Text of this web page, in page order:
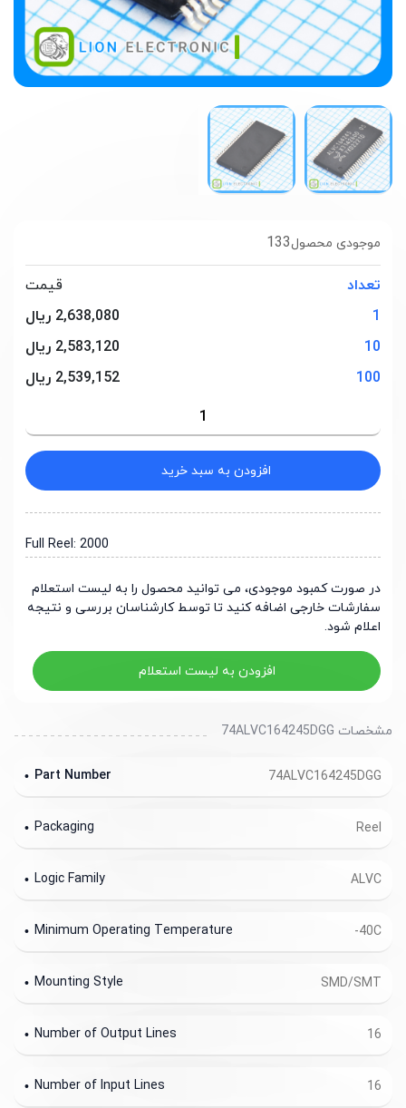
133موجودی محصول
تعداد
قیمت
1
2,638,080 ریال
10
2,583,120 ریال
100
2,539,152 ریال
افزودن به سبد خرید
Full Reel: 2000
در صورت کمبود موجودی، می توانید محصول را به لیست استعلام
سفارشات خارجی اضافه کنید تا توسط کارشناسان بررسی و نتیجه
اعلام شود.
افزودن به لیست استعلام
مشخصات 74ALVC164245DGG
74ALVC164245DGG
Part Number
Reel
Packaging
ALVC
Logic Family
-40C
Minimum Operating Temperature
SMD/SMT
Mounting Style
16
Number of Output Lines
16
Number of Input Lines